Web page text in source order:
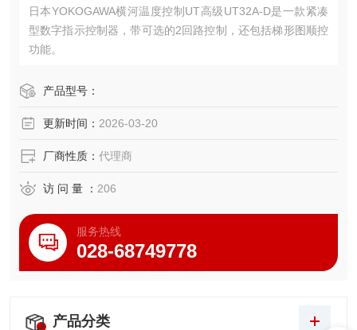
日本YOKOGAWA横河温度控制UT高级UT32A-D是一款紧凑
型数字指示控制器，带可选的2回路控制，还包括梯形图顺控
功能。
产品型号：
更新时间： 2026-03-20
厂商性质： 代理商
访 问 量 ： 206
服务热线
028-68749778
产品分类